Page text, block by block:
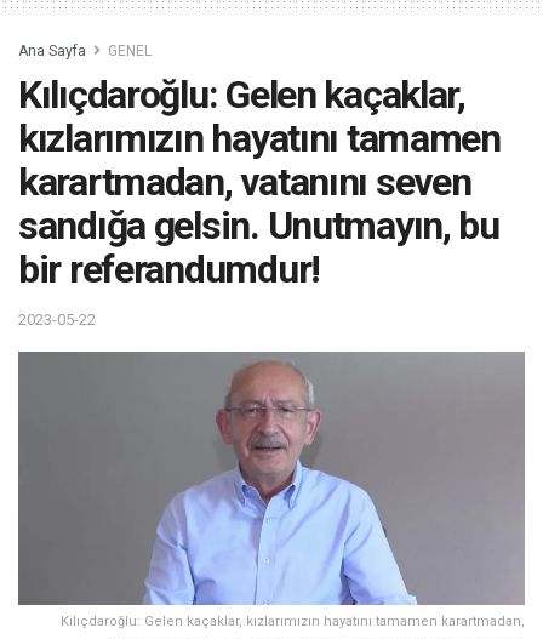
Ana Sayfa GENEL
Kılıçdaroğlu: Gelen kaçaklar,
kızlarımızın hayatını tamamen
karartmadan, vatanını seven
sandığa gelsin. Unutmayın, bu
bir referandumdur!
2023-05-22
Kılıçdaroğlu: Gelen kaçaklar, kızlarımızın hayatını tamamen karartmadan,